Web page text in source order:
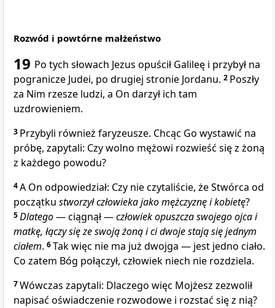
Rozwód i powtórne małżeństwo
19 Po tych słowach Jezus opuścił Galileę i przybył na
pogranicze Judei, po drugiej stronie Jordanu. 2 Poszły
za Nim rzesze ludzi, a On darzył ich tam
uzdrowieniem.
3 Przybyli również faryzeusze. Chcąc Go wystawić na
próbę, zapytali: Czy wolno mężowi rozwieść się z żoną
z każdego powodu?
4A On odpowiedział: Czy nie czytaliście, że Stwórca od
początku stworzył człowieka jako mężczyznę i kobietę?
5Dlatego— ciągnął —człowiek opuszcza swojego ojca i
matkę, łączy się ze swoją żoną i ci dwoje stają się jednym
ciałem. 6Tak więc nie ma już dwojga — jest jedno ciało.
Co zatem Bóg połączył, człowiek niech nie rozdziela.
7Wówczas zapytali: Dlaczego więc Mojżesz zezwolił
napisać oświadczenie rozwodowe i rozstać się z nią?